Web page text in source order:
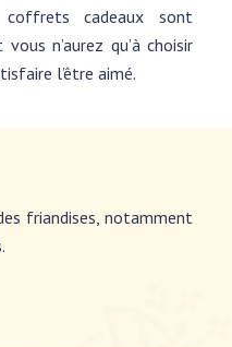
cadeaux sont
n’aurez qu’à choisir
l’être aimé.
friandises, notamment